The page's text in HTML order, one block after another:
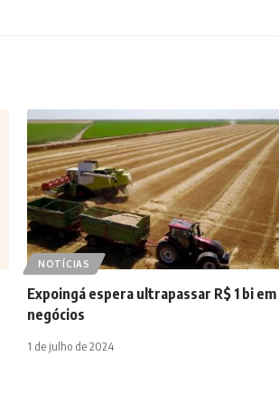
NOTÍCIAS
Expoingá espera ultrapassar R$ 1 bi em
negócios
1 de julho de 2024